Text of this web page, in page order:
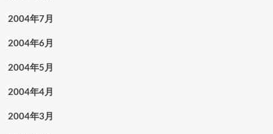
2004年7月
2004年6月
2004年5月
2004年4月
2004年3月